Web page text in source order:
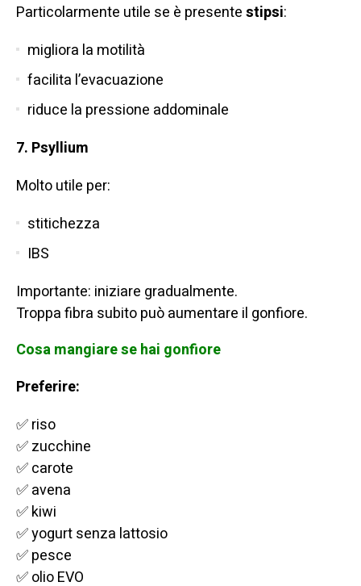
Particolarmente utile se è presentestipsi:
migliora la motilità
facilita l’evacuazione
riduce la pressione addominale
7. Psyllium
Molto utile per:
stitichezza
IBS
Importante: iniziare gradualmente.
Troppa fibra subito può aumentare il gonfiore.
Cosa mangiare se hai gonfiore
Preferire:
✅ riso
✅ zucchine
✅ carote
✅ avena
✅ kiwi
✅ yogurt senza lattosio
✅ pesce
✅ olio EVO